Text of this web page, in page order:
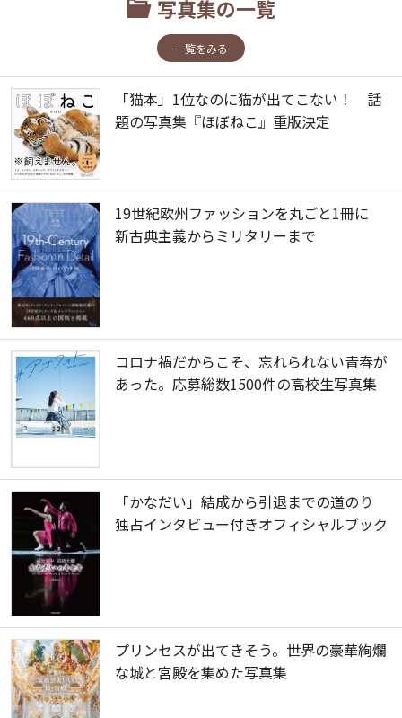
写真集の一覧
一覧をみる
「猫本」1位なのに猫が出てこない！ 話
題の写真集『ほぼねこ』重版決定
19世紀欧州ファッションを丸ごと1冊に
新古典主義からミリタリーまで
コロナ禍だからこそ、忘れられない青春が
あった。応募総数1500件の高校生写真集
「かなだい」結成から引退までの道のり
独占インタビュー付きオフィシャルブック
プリンセスが出てきそう。世界の豪華絢爛
な城と宮殿を集めた写真集